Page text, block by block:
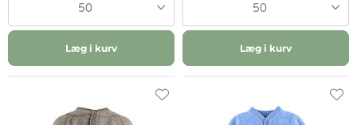
50
Læg i kurv
50
Læg i kurv